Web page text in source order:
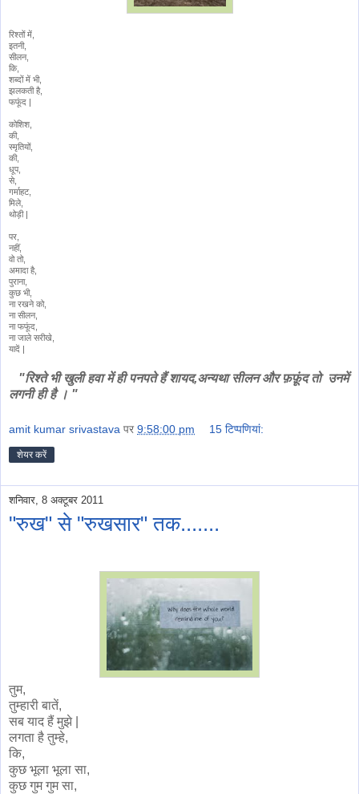
रिश्तों में,
इतनी,
सीलन,
कि,
शब्दों में भी,
झलकती है,
फफूंद |
कोशिश,
की,
स्मृतियों,
की,
धूप,
से,
गर्माहट,
मिले,
थोड़ी |
पर,
नहीं,
वो तो,
अमादा है,
पुराना,
कुछ भी,
ना रखने को,
ना सीलन,
ना फफूंद,
ना जाले सरीखे,
यादें |
"रिश्ते भी खुली हवा में ही पनपते हैं शायद,अन्यथा सीलन और फ़फ़ूंद तो उनमें
लगनी ही है । "
amit kumar srivastava पर 9:58:00 pm 15 टिप्‍पणियां:
शेयर करें
शनिवार, 8 अक्टूबर 2011
"रुख" से "रुखसार" तक.......
तुम,
तुम्हारी बातें,
सब याद हैं मुझे |
लगता है तुम्हे,
कि,
कुछ भूला भूला सा,
कुछ गुम गुम सा,